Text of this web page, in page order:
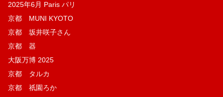
2025年6月 Paris パリ
京都 MUNI KYOTO
京都 坂井咲子さん
京都 器
大阪万博 2025
京都 タルカ
京都 祇園ろか